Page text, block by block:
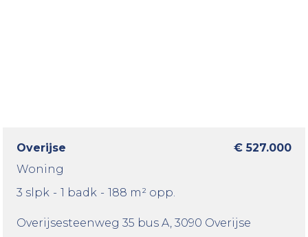
Overijse
€ 527.000
Woning
3 slpk - 1 badk - 188 m² opp.
Overijsesteenweg 35 bus A , 3090 Overijse